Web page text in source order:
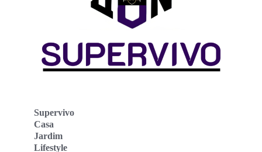
Supervivo
Casa
Jardim
Lifestyle